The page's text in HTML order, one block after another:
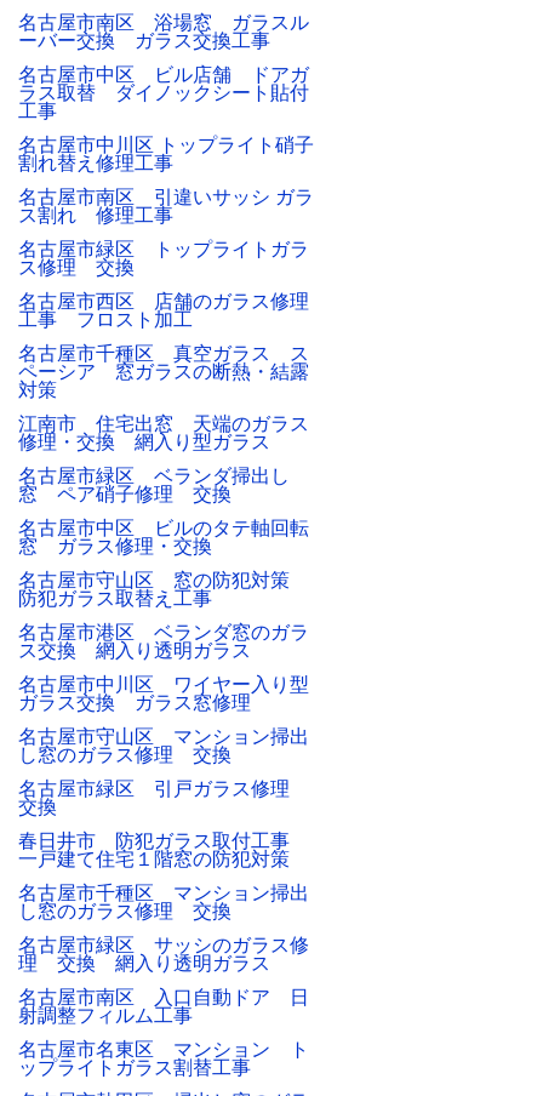
名古屋市南区 浴場窓 ガラスル
ーバー交換 ガラス交換工事
名古屋市中区 ビル店舗 ドアガ
ラス取替 ダイノックシート貼付
工事
名古屋市中川区 トップライト硝子
割れ替え修理工事
名古屋市南区 引違いサッシ ガラ
ス割れ 修理工事
名古屋市緑区 トップライトガラ
ス修理 交換
名古屋市西区 店舗のガラス修理
工事 フロスト加工
名古屋市千種区 真空ガラス ス
ペーシア 窓ガラスの断熱・結露
対策
江南市 住宅出窓 天端のガラス
修理・交換 網入り型ガラス
名古屋市緑区 ベランダ掃出し
窓 ペア硝子修理 交換
名古屋市中区 ビルのタテ軸回転
窓 ガラス修理・交換
名古屋市守山区 窓の防犯対策
防犯ガラス取替え工事
名古屋市港区 ベランダ窓のガラ
ス交換 網入り透明ガラス
名古屋市中川区 ワイヤー入り型
ガラス交換 ガラス窓修理
名古屋市守山区 マンション掃出
し窓のガラス修理 交換
名古屋市緑区 引戸ガラス修理
交換
春日井市 防犯ガラス取付工事
一戸建て住宅１階窓の防犯対策
名古屋市千種区 マンション掃出
し窓のガラス修理 交換
名古屋市緑区 サッシのガラス修
理 交換 網入り透明ガラス
名古屋市南区 入口自動ドア 日
射調整フィルム工事
名古屋市名東区 マンション ト
ップライトガラス割替工事